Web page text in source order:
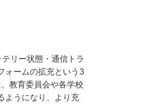
リー状態・通信トラ
ォームの拡充という3
教育委員会や各学校
ようになり、より充